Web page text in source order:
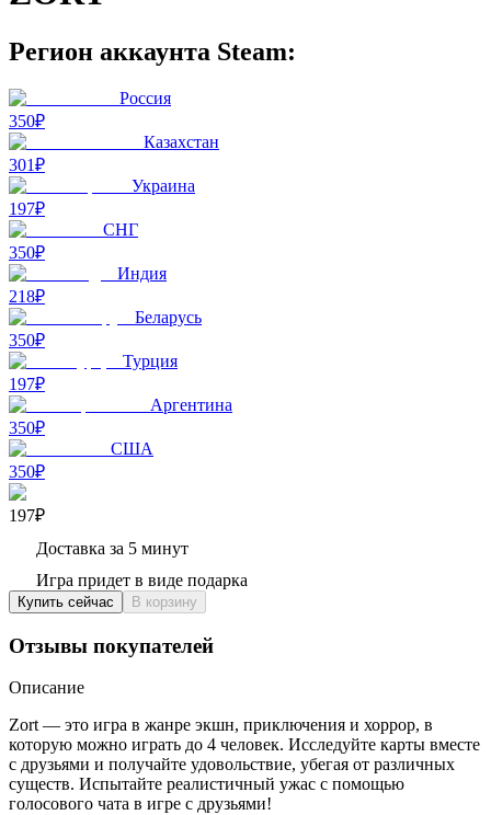
Регион аккаунта Steam:
Россия
350₽
Казахстан
301₽
Украина
197₽
СНГ
350₽
Индия
218₽
Беларусь
350₽
Турция
197₽
Аргентина
350₽
США
350₽
197₽
Доставка за 5 минут
Игра придет в виде подарка
Купить сейчас В корзину
Отзывы покупателей
Описание
Zort — это игра в жанре экшн, приключения и хоррор, в
которую можно играть до 4 человек. Исследуйте карты вместе
с друзьями и получайте удовольствие, убегая от различных
существ. Испытайте реалистичный ужас с помощью
голосового чата в игре с друзьями!